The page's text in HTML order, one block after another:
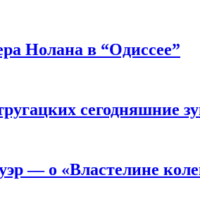
Нолана в “Одиссее”
сегодняшние
— о «Властелине